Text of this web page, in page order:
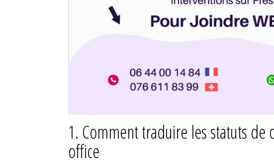
1. Comment traduire les statuts de
office